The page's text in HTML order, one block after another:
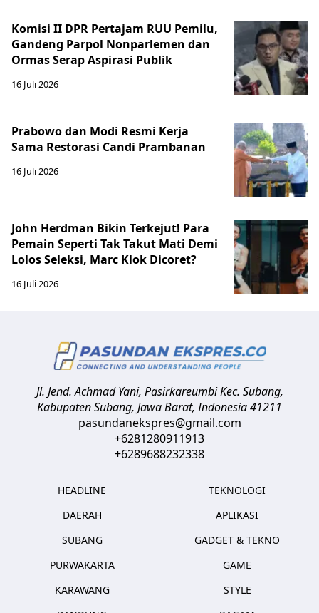
Komisi II DPR Pertajam RUU Pemilu,
Gandeng Parpol Nonparlemen dan
Ormas Serap Aspirasi Publik
16 Juli 2026
Prabowo dan Modi Resmi Kerja
Sama Restorasi Candi Prambanan
16 Juli 2026
John Herdman Bikin Terkejut! Para
Pemain Seperti Tak Takut Mati Demi
Lolos Seleksi, Marc Klok Dicoret?
16 Juli 2026
Jl. Jend. Achmad Yani, Pasirkareumbi Kec. Subang,
Kabupaten Subang, Jawa Barat,Indonesia41211
pasundanekspres@gmail.com
+6281280911913
+6289688232338
HEADLINE
DAERAH
SUBANG
PURWAKARTA
KARAWANG
TEKNOLOGI
APLIKASI
GADGET & TEKNO
GAME
STYLE